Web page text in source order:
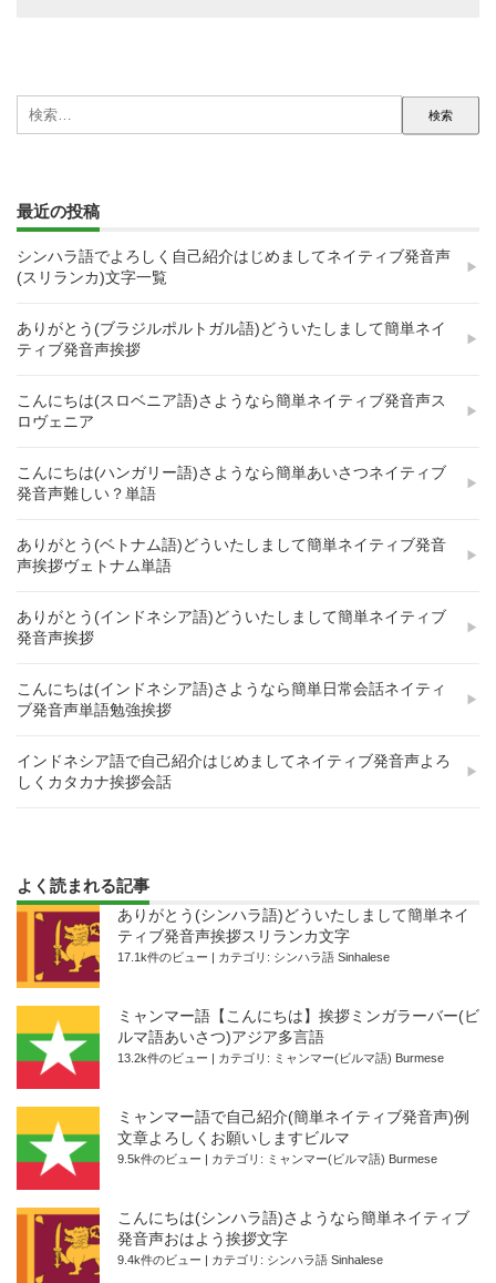
索:
最近の投稿
シンハラ語でよろしく自己紹介はじめましてネイティブ発音声
(スリランカ)文字一覧
ありがとう(ブラジルポルトガル語)どういたしまして簡単ネイ
ティブ発音声挨拶
こんにちは(スロベニア語)さようなら簡単ネイティブ発音声ス
ロヴェニア
こんにちは(ハンガリー語)さようなら簡単あいさつネイティブ
発音声難しい？単語
ありがとう(ベトナム語)どういたしまして簡単ネイティブ発音
声挨拶ヴェトナム単語
ありがとう(インドネシア語)どういたしまして簡単ネイティブ
発音声挨拶
こんにちは(インドネシア語)さようなら簡単日常会話ネイティ
ブ発音声単語勉強挨拶
インドネシア語で自己紹介はじめましてネイティブ発音声よろ
しくカタカナ挨拶会話
よく読まれる記事
ありがとう(シンハラ語)どういたしまして簡単ネイ
ティブ発音声挨拶スリランカ文字
17.1k件のビュー カテゴリ: シンハラ語 Sinhalese
ミャンマー語【こんにちは】挨拶ミンガラーバー(ビ
ルマ語あいさつ)アジア多言語
13.2k件のビュー カテゴリ: ミャンマー(ビルマ語) Burmese
ミャンマー語で自己紹介(簡単ネイティブ発音声)例
文章よろしくお願いしますビルマ
9.5k件のビュー カテゴリ: ミャンマー(ビルマ語) Burmese
こんにちは(シンハラ語)さようなら簡単ネイティブ
発音声おはよう挨拶文字
9.4k件のビュー カテゴリ: シンハラ語 Sinhalese